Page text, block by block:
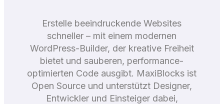
Erstelle beeindruckende Websites
schneller – mit einem modernen
WordPress-Builder, der kreative Freiheit
bietet und sauberen, performance-
optimierten Code ausgibt. MaxiBlocks ist
Open Source und unterstützt Designer,
Entwickler und Einsteiger dabei,